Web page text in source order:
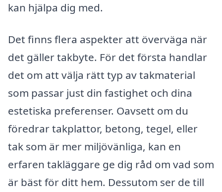
kan hjälpa dig med.
Det finns flera aspekter att överväga när
det gäller takbyte. För det första handlar
det om att välja rätt typ av takmaterial
som passar just din fastighet och dina
estetiska preferenser. Oavsett om du
föredrar takplattor, betong, tegel, eller
tak som är mer miljövänliga, kan en
erfaren takläggare ge dig råd om vad som
är bäst för ditt hem. Dessutom ser de till